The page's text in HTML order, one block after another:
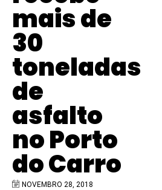
mais de
30
toneladas
de
asfalto
no Porto
do Carro
NOVEMBRO 28, 2018